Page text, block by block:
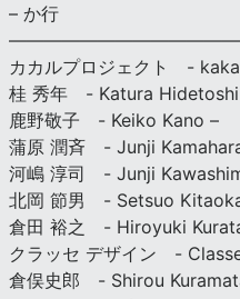
– か行
カカルプロジェクト -
桂 秀年 - Katura
鹿野敬子 - Keiko Kano –
蒲原 潤斉 - Junji
河嶋 淳司 - Junji
北岡 節男 - Setsuo
倉田 裕之 - Hiroyuki
クラッセ デザイン -
倉俣史郎 - Shirou